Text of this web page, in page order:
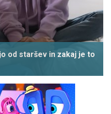
od staršev in zakaj je to